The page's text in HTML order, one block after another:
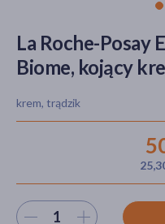
La Roche-Posay
Biome, kojący
krem, trądzik
Wybierz ilość